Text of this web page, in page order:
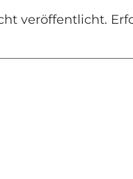
veröffentlicht.